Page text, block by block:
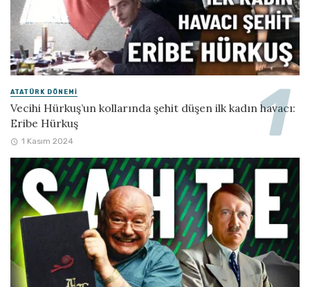
ATATÜRK DÖNEMI
Vecihi Hürkuş’un kollarında şehit düşen ilk kadın havacı:
Eribe Hürkuş
1 Kasım 2024